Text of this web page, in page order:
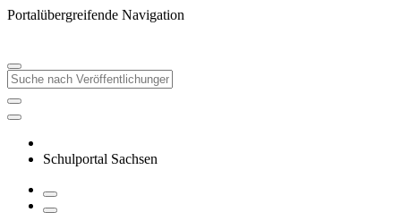
Portalübergreifende Navigation
Schulportal Sachsen